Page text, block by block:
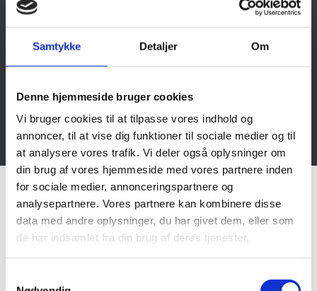
Samtykke Detaljer Om
Denne hjemmeside bruger cookies
Vi bruger cookies til at tilpasse vores indhold og
annoncer, til at vise dig funktioner til sociale medier og til
at analysere vores trafik. Vi deler også oplysninger om
din brug af vores hjemmeside med vores partnere inden
for sociale medier, annonceringspartnere og
analysepartnere. Vores partnere kan kombinere disse
data med andre oplysninger, du har givet dem, eller som
de har indsamlet fra din brug af deres tjenester.
Skriversvej 1
8800 Viborg
Cvr nr. 34501238
© 2026 Jyskegolfbolde.dk | Alle rettigheder reserveret.